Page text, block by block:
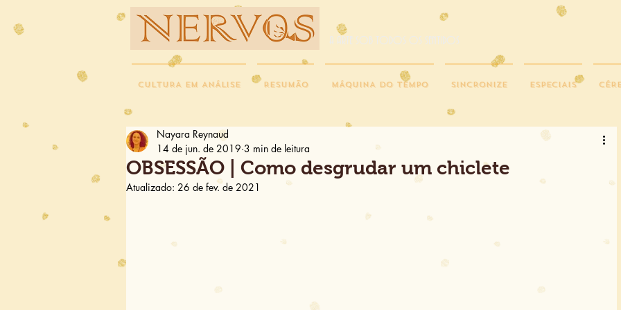
NERVOS A ARTE SOB TODOS OS SENTIDOS
CULTURA EM ANÁLISE RESUMÃO MÁQUINA DO TEMPO SINCRONIZE ESPECIAIS
OBSESSÃO | Como desgrudar um chiclete
Nayara Reynaud
14 de jun. de 2019 3 min de leitura
Atualizado: 26 de fev. de 2021